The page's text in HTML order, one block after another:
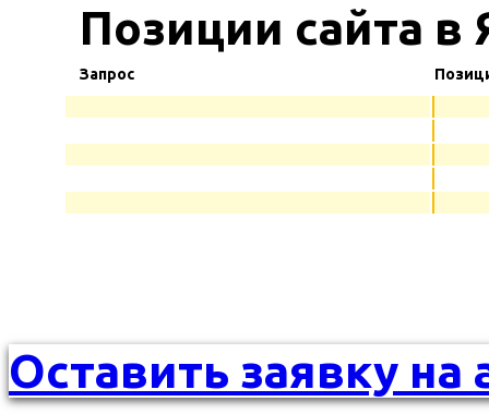
Позиции сайта в
Запрос
Оставить заявку на